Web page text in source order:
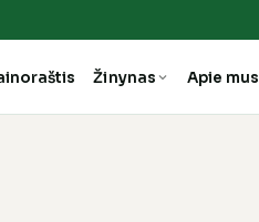
Žinynas Apie mus